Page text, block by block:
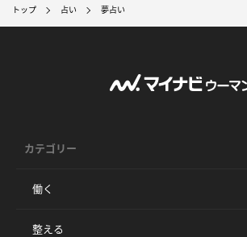
トップ 占い 夢占い
カテゴリー
働く
整える